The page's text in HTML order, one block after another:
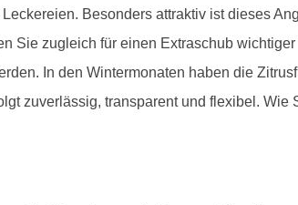
Besonders attraktiv ist dieses
Sie zugleich für einen Extraschub
In den Wintermonaten haben die
zuverlässig, transparent und flexibel. Wie